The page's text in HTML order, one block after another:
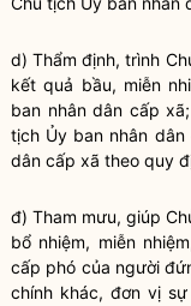
d) Thẩm định, trình
kết quả bầu, miễn
ban nhân dân cấp
tịch Ủy ban nhân dân
dân cấp xã theo quy
đ) Tham mưu, giúp
bổ nhiệm, miễn
cấp phó của người
chính khác, đơn vị